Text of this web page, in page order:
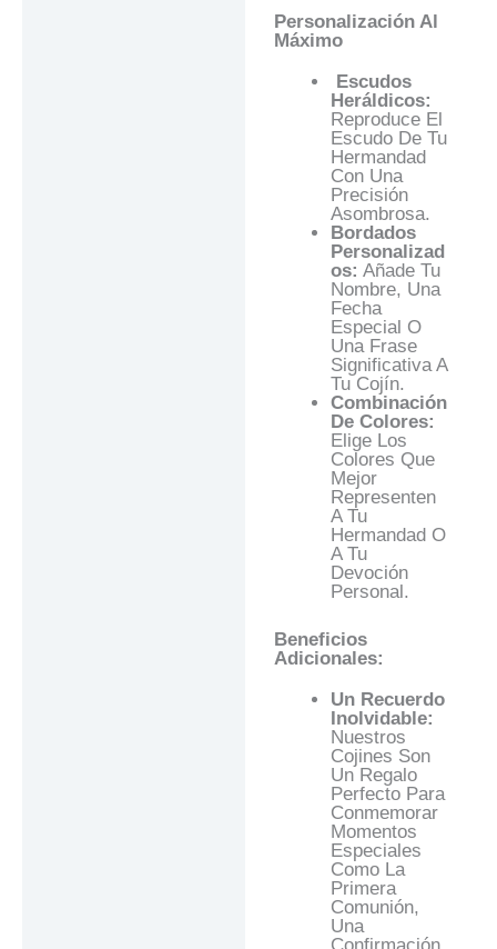
Personalización Al
Máximo
Escudos
Heráldicos:
Reproduce El
Escudo De Tu
Hermandad
Con Una
Precisión
Asombrosa.
Bordados
Personalizad
Os: Añade Tu
Nombre, Una
Fecha
Especial O
Una Frase
Significativa A
Tu Cojín.
Combinación
De Colores:
Elige Los
Colores Que
Mejor
Representen
A Tu
Hermandad O
A Tu
Devoción
Personal.
Beneficios
Adicionales:
Un Recuerdo
Inolvidable:
Nuestros
Cojines Son
Un Regalo
Perfecto Para
Conmemorar
Momentos
Especiales
Como La
Primera
Comunión,
Una